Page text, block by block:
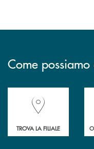
Come possiamo
Accedi all' elenco
TROVA LA FILIALE